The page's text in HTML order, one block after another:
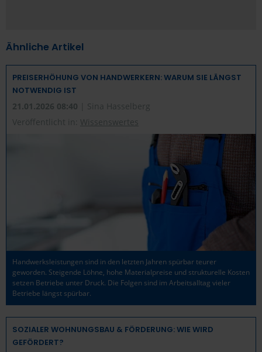
Ähnliche Artikel
PREISERHÖHUNG VON HANDWERKERN: WARUM SIE LÄNGST
NOTWENDIG IST
21.01.2026 08:40
| Sina Hasselberg
Veröffentlicht in: Wissenswertes
Handwerksleistungen sind in den letzten Jahren spürbar teurer
geworden. Steigende Löhne, hohe Materialpreise und strukturelle Kosten
setzen Betriebe unter Druck. Die Folgen sind im Arbeitsalltag vieler
Betriebe längst spürbar.
SOZIALER WOHNUNGSBAU & FÖRDERUNG: WIE WIRD
GEFÖRDERT?